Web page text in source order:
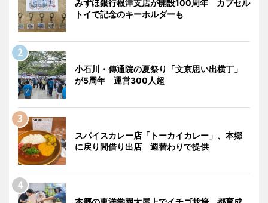
みずほ銀行根津支店が開設100周年 カプセル
トイで記念のキーホルダーも
小石川・傳通院の夏祭り「文京思い出横丁」
が5周年 運営300人超
スパイスカレー店「トーカイカレー」、本郷
に戻り間借り出店 週替わりで提供